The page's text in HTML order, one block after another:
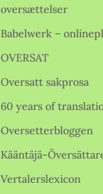
oversættelser
Babelwerk –
OVERSAT
Oversatt sakprosa
60 years of
Oversetterbloggen
Kääntäjä-
Vertalerslexicon